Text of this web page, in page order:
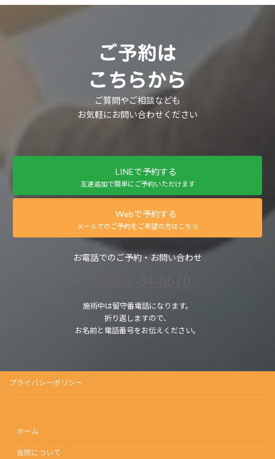
ご予約は
こちらから
ご質問やご相談なども
お気軽にお問い合わせください
LINEで予約する
友達追加で簡単にご予約いただけます
Webで予約する
メールでのご予約をご希望の方はこちら
お電話でのご予約・お問い合わせ
施術中は留守番電話になります。
折り返しますので、
お名前と電話番号をお伝えください。
プライバシーポリシー
ホーム
当院について